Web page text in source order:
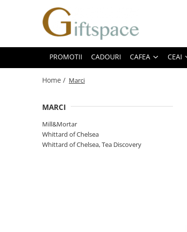
cafea instant
cafea capsule
Cafea boabe
ceai verde
Dulciuri si snackuri
ciocolata
dulceata si gem
PROMOTII CADOURI CAFEA CEAI
Home / Marci
MARCI
Mill&Mortar
Whittard of Chelsea
Whittard of Chelsea, Tea Discovery